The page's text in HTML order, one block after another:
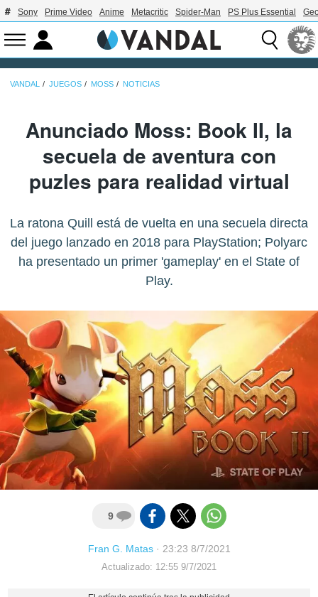
Sony Prime Video Anime Metacritic Spider-Man PS Plus Essential
VANDAL JUEGOS MOSS NOTICIAS
Anunciado Moss: Book II, la
secuela de aventura con
puzles para realidad virtual
La ratona Quill está de vuelta en una secuela directa
del juego lanzado en 2018 para PlayStation; Polyarc
ha presentado un primer 'gameplay' en el State of
Play.
9
Fran G. Matas· 23:23 8/7/2021
Actualizado: 12:55 9/7/2021